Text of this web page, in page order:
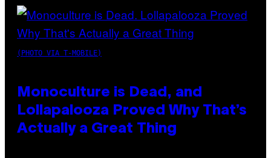
(PHOTO VIA T-MOBILE)
Monoculture is Dead, and
Lollapalooza Proved Why That’s
Actually a Great Thing